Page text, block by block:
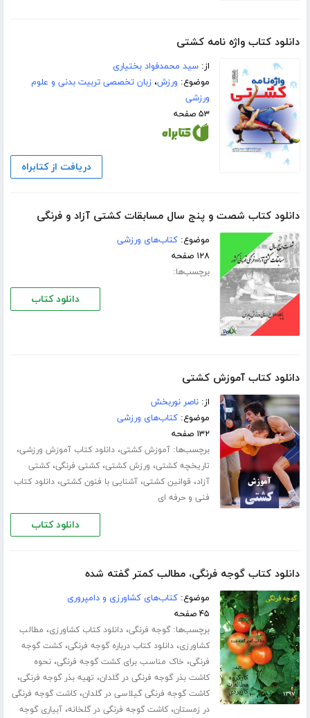
دانلود کتاب واژه نامه کشتی
از:سید محمدفواد بختیاری
موضوع: ورزش،زبان تخصصی تربیت بدنی و علوم
ورزشی
۵۳ صفحه
دریافت از کتابراه
دانلود کتاب شصت و پنج سال مسابقات کشتی آزاد و فرنگی
موضوع:کتاب‌های ورزشی
۱۲۸ صفحه
برچسب‌ها:
دانلود کتاب
دانلود کتاب آموزش کشتی
از:ناصر نوربخش
موضوع:کتاب‌های ورزشی
۱۳۲ صفحه
برچسب‌ها:آموزش کشتی،دانلود کتاب آموزش ورزشی،
تاریخچه کشتی، ورزش کشتی،کشتی فرنگی،کشتی
آزاد، قوانین کشتی،آشنایی با فنون کشتی،دانلود کتاب
فنی و حرفه ای
دانلود کتاب
دانلود کتاب گوجه فرنگی، مطالب کمتر گفته شده
موضوع:کتاب‌های کشاورزی و دامپروری
۴۵ صفحه
برچسب‌ها:گوجه فرنگی،دانلود کتاب کشاورزی، مطالب
کشاورزی،دانلود کتاب درباره گوجه فرنگی،کشت گوجه
فرنگی، خاک مناسب برای کشت گوجه فرنگی،نحوه
کاشت بذر گوجه فرنگی در گلدان، تهیه بذر گوجه فرنگی،
کاشت گوجه فرنگی گیلاسی در گلدان،کاشت گوجه فرنگی
در زمستان،کاشت گوجه فرنگی در گلخانه،آبیاری گوجه